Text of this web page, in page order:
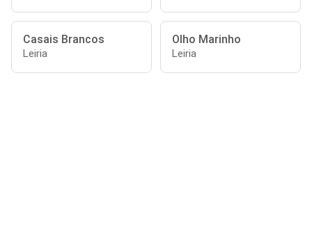
Casais Brancos
Leiria
Olho Marinho
Leiria